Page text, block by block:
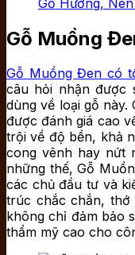
Gỗ Muồng
Gỗ Muồng Đen có
câu hỏi nhận được
dùng về loại gỗ
được đánh giá cao
trội về độ bền, khả
cong vênh hay nứt
những thế, Gỗ
các chủ đầu tư và
trúc chắc chắn, thớ
không chỉ đảm bảo
thẩm mỹ cao cho